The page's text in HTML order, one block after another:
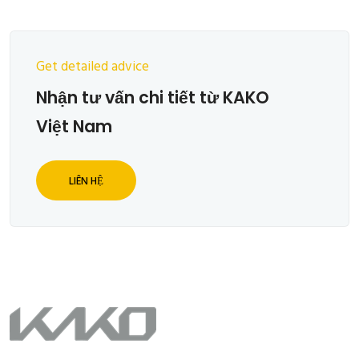
Get detailed advice
Nhận tư vấn chi tiết từ KAKO
Việt Nam
LIÊN HỆ